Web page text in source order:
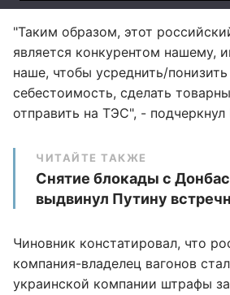
"Таким образом, этот
является конкурентом нашему,
наше, чтобы усреднить/понизить
себестоимость, сделать
отправить на ТЭС", - подчеркнул
ЧИТАЙТЕ ТАКЖЕ
Снятие блокады с
выдвинул Путину
Чиновник констатировал, что
компания-владелец вагонов
украинской компании штрафы